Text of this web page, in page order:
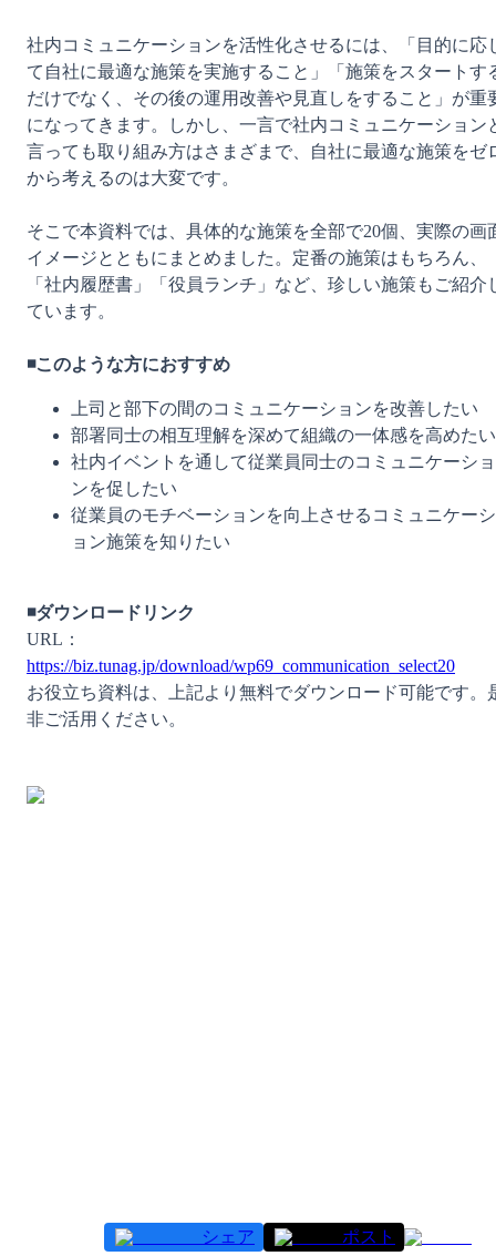
社内コミュニケーションを活性化させるには、「目的に応
て自社に最適な施策を実施すること」「施策をスタートす
だけでなく、その後の運用改善や見直しをすること」が重
になってきます。しかし、一言で社内コミュニケーション
言っても取り組み方はさまざまで、自社に最適な施策をゼ
から考えるのは大変です。
そこで本資料では、具体的な施策を全部で20個、実際の画
イメージとともにまとめました。定番の施策はもちろん、
「社内履歴書」「役員ランチ」など、珍しい施策もご紹介
ています。
◾️このような方におすすめ
上司と部下の間のコミュニケーションを改善したい
部署同士の相互理解を深めて組織の一体感を高めたい
社内イベントを通して従業員同士のコミュニケーショ
ンを促したい
従業員のモチベーションを向上させるコミュニケーシ
ョン施策を知りたい
◾️ダウンロードリンク
URL：
https://biz.tunag.jp/download/wp69_communication_select20
お役立ち資料は、上記より無料でダウンロード可能です。
非ご活用ください。
シェア ポスト